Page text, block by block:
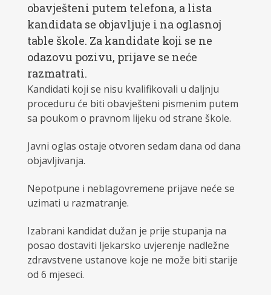
obavješteni putem telefona, a lista
kandidata se objavljuje i na oglasnoj
table škole. Za kandidate koji se ne
odazovu pozivu, prijave se neće
razmatrati.
Kandidati koji se nisu kvalifikovali u daljnju
proceduru će biti obavješteni pismenim putem
sa poukom o pravnom lijeku od strane škole.
Javni oglas ostaje otvoren sedam dana od dana
objavljivanja.
Nepotpune i neblagovremene prijave neće se
uzimati u razmatranje.
Izabrani kandidat dužan je prije stupanja na
posao dostaviti ljekarsko uvjerenje nadležne
zdravstvene ustanove koje ne može biti starije
od 6 mjeseci.